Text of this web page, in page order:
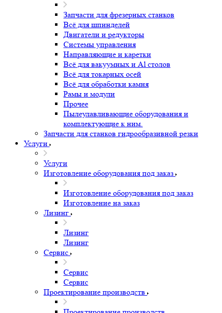
Запчасти для фрезерных станков
Всё для шпинделей
Двигатели и редукторы
Системы управления
Направляющие и каретки
Всё для вакуумных и Al столов
Всё для токарных осей
Всё для обработки камня
Рамы и модули
Прочее
Пылеулавливающие оборудования и
комплектующие к ним.
Запчасти для станков гидрообразивной резки
Услуги
Услуги
Изготовление оборудования под заказ
Изготовление оборудования под заказ
Изготовление на заказ
Лизинг
Лизинг
Лизинг
Сервис
Сервис
Сервис
Проектирование производств